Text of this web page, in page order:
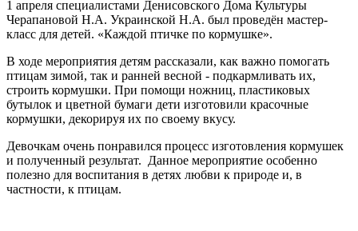
1 апреля специалистами Денисовского Дома Культуры
Черапановой Н.А. Украинской Н.А. был проведён мастер-
класс для детей. «Каждой птичке по кормушке».
В ходе мероприятия детям рассказали, как важно помогать
птицам зимой, так и ранней весной - подкармливать их,
строить кормушки. При помощи ножниц, пластиковых
бутылок и цветной бумаги дети изготовили красочные
кормушки, декорируя их по своему вкусу.
Девочкам очень понравился процесс изготовления кормушек
и полученный результат. Данное мероприятие особенно
полезно для воспитания в детях любви к природе и, в
частности, к птицам.